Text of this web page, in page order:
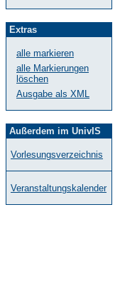
Extras
alle markieren
alle Markierungen
löschen
Ausgabe als XML
Außerdem im UnivIS
Vorlesungsverzeichnis
Veranstaltungskalender